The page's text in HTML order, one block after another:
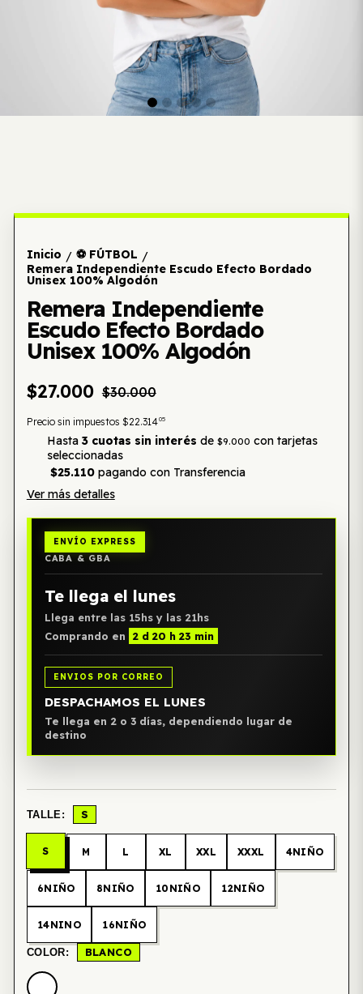
Inicio / ⚽ FÚTBOL /
Remera Independiente Escudo Efecto Bordado
Unisex 100% Algodón
Remera Independiente
Escudo Efecto Bordado
Unisex 100% Algodón
$27.000 $30.000
Precio sin impuestos $22.31405
Hasta 3 cuotas sin interés de $9.000 con tarjetas
seleccionadas
$25.110pagando con Transferencia
Ver más detalles
ENVÍO EXPRESS
CABA & GBA
Te llega el lunes
Llega entre las 15hs y las 21hs
Comprando en
2 d 20 h 23 min
ENVIOS POR CORREO
DESPACHAMOS EL LUNES
Te llega en 2 o 3 días, dependiendo lugar de
destino
TALLE: S
S M L XL XXL XXXL 4NIÑO
6NIÑO 8NIÑO 10NIÑO 12NIÑO
14NINO 16NIÑO
COLOR: BLANCO